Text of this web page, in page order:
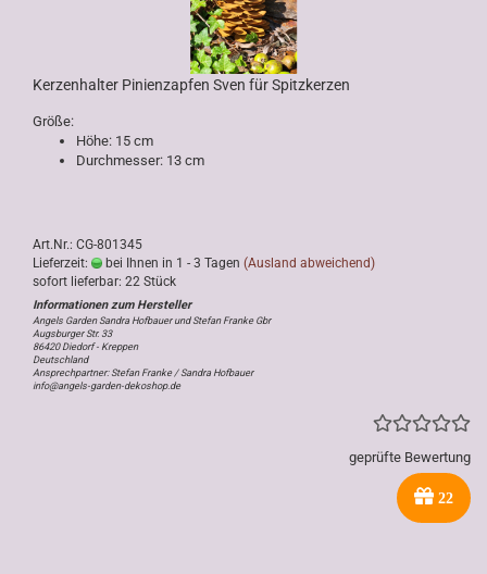
Kerzenhalter Pinienzapfen Sven für Spitzkerzen
Größe:
Höhe: 15 cm
Durchmesser: 13 cm
Art.Nr.: CG-801345
Lieferzeit:
bei Ihnen in 1 - 3 Tagen (Ausland abweichend)
sofort lieferbar: 22 Stück
Angels Garden Sandra Hofbauer und Stefan Franke Gbr
Augsburger Str. 33
86420 Diedorf - Kreppen
Deutschland
Ansprechpartner: Stefan Franke / Sandra Hofbauer
info@angels-garden-dekoshop.de
geprüfte Bewertung
22